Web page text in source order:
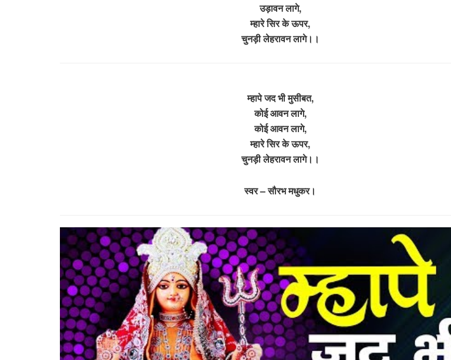
उड़ावन लागे,
म्हारे सिर के ऊपर,
चुनड़ी लेहरावन लागे।।
म्हापे जद भी मुसीबत,
कोई आवन लागे,
कोई आवन लागे,
म्हारे सिर के ऊपर,
चुनड़ी लेहरावन लागे।।
स्वर – सौरभ मधुकर।